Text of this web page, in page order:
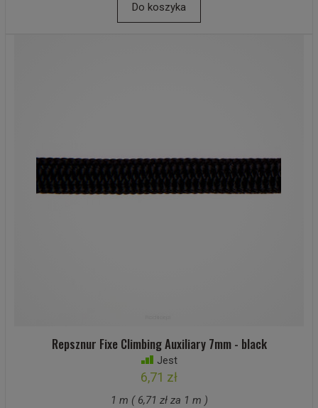
Do koszyka
Repsznur Fixe Climbing Auxiliary 7mm - black
Jest
6,71 zł
1 m ( 6,71 zł za 1 m )